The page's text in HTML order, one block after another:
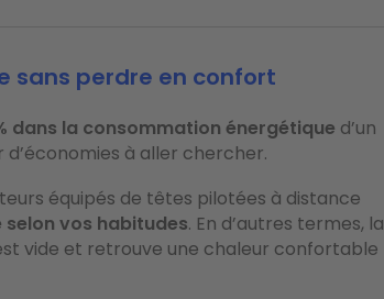
sans perdre en confort
dans la consommation énergétique d’un
à aller chercher.
équipés de têtes pilotées à distance
vos habitudes. En d’autres termes, la
vide et retrouve une chaleur confortable